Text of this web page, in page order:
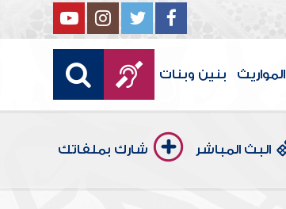
المواريث بنين وبنات
البث المباشر شارك بملفاتك